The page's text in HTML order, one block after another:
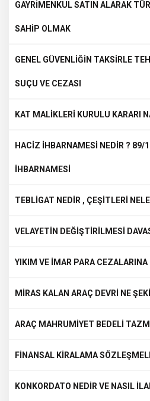
GAYRİMENKUL SATIN ALARAK
SAHİP OLMAK
GENEL GÜVENLİĞİN TAKSİRLE
SUÇU VE CEZASI
KAT MALİKLERİ KURULU KARARI
HACİZ İHBARNAMESİ NEDİR ? 89/
İHBARNAMESİ
TEBLİGAT NEDİR , ÇEŞİTLERİ
VELAYETİN DEĞİŞTİRİLMESİ
YIKIM VE İMAR PARA
MİRAS KALAN ARAÇ DEVRİ NE
ARAÇ MAHRUMİYET BEDELİ
FİNANSAL KİRALAMA
KONKORDATO NEDİR VE NASIL